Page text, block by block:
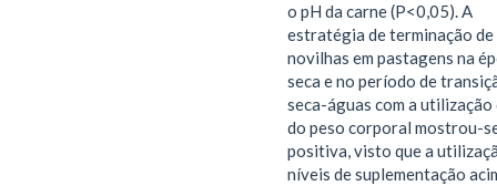
o pH da carne (P<0,05). A
estratégia de terminação de
novilhas em pastagens na
seca e no período de
seca-águas com a utilização
do peso corporal mostrou-
positiva, visto que a
níveis de suplementação